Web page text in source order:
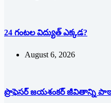
24 గంటల విద్యుత్ ఎక్కడ?
August 6, 2026
ప్రొఫెసర్ జయశంకర్ జీవితాన్ని